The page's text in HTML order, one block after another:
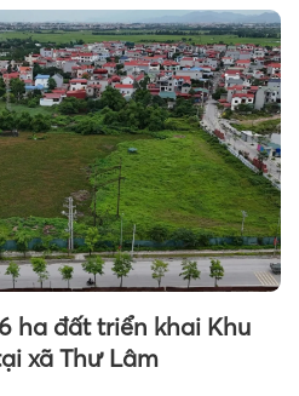
ha đất triển khai Khu
xã Thư Lâm